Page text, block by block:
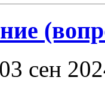
сен